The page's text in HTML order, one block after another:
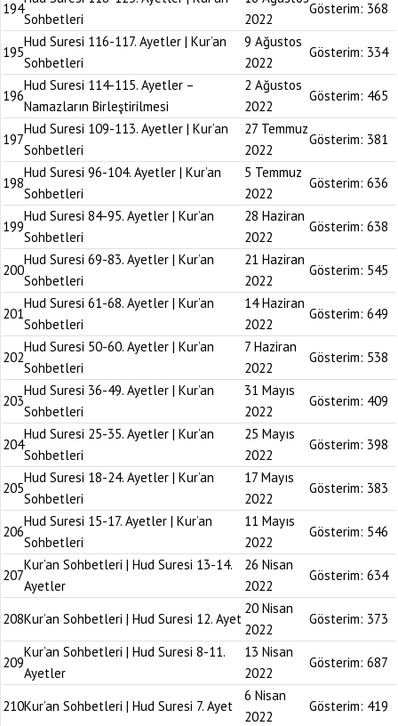
194
Sohbetleri
2022
Gösterim: 368
195
Hud Suresi 116-117. Ayetler | Kur’an
Sohbetleri
9 Ağustos
2022
Gösterim: 334
196
Hud Suresi 114-115. Ayetler –
Namazların Birleştirilmesi
2 Ağustos
2022
Gösterim: 465
197
Hud Suresi 109-113. Ayetler | Kur’an
Sohbetleri
27 Temmuz
2022
Gösterim: 381
198
Hud Suresi 96-104. Ayetler | Kur’an
Sohbetleri
5 Temmuz
2022
Gösterim: 636
199
Hud Suresi 84-95. Ayetler | Kur’an
Sohbetleri
28 Haziran
2022
Gösterim: 638
200
Hud Suresi 69-83. Ayetler | Kur’an
Sohbetleri
21 Haziran
2022
Gösterim: 545
201
Hud Suresi 61-68. Ayetler | Kur’an
Sohbetleri
14 Haziran
2022
Gösterim: 649
202
Hud Suresi 50-60. Ayetler | Kur’an
Sohbetleri
7 Haziran
2022
Gösterim: 538
203
Hud Suresi 36-49. Ayetler | Kur’an
Sohbetleri
31 Mayıs
2022
Gösterim: 409
204
Hud Suresi 25-35. Ayetler | Kur’an
Sohbetleri
25 Mayıs
2022
Gösterim: 398
205
Hud Suresi 18-24. Ayetler | Kur’an
Sohbetleri
17 Mayıs
2022
Gösterim: 383
206
Hud Suresi 15-17. Ayetler | Kur’an
Sohbetleri
11 Mayıs
2022
Gösterim: 546
207
Kur’an Sohbetleri | Hud Suresi 13-14.
Ayetler
26 Nisan
2022
Gösterim: 634
208Kur’an Sohbetleri | Hud Suresi 12. Ayet
20 Nisan
2022
Gösterim: 373
209
Kur’an Sohbetleri | Hud Suresi 8-11.
Ayetler
13 Nisan
2022
Gösterim: 687
210Kur’an Sohbetleri | Hud Suresi 7. Ayet
6 Nisan
2022
Gösterim: 419